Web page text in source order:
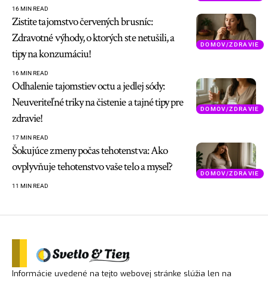
16 MIN READ
DOMOV/ZDRAVIE
Zistite tajomstvo červených brusníc:
Zdravotné výhody, o ktorých ste netušili, a
tipy na konzumáciu!
16 MIN READ
DOMOV/ZDRAVIE
Odhalenie tajomstiev octu a jedlej sódy:
Neuveriteľné triky na čistenie a tajné tipy pre
zdravie!
17 MIN READ
DOMOV/ZDRAVIE
Šokujúce zmeny počas tehotenstva: Ako
ovplyvňuje tehotenstvo vaše telo a myseľ?
11 MIN READ
Informácie uvedené na tejto webovej stránke slúžia len na